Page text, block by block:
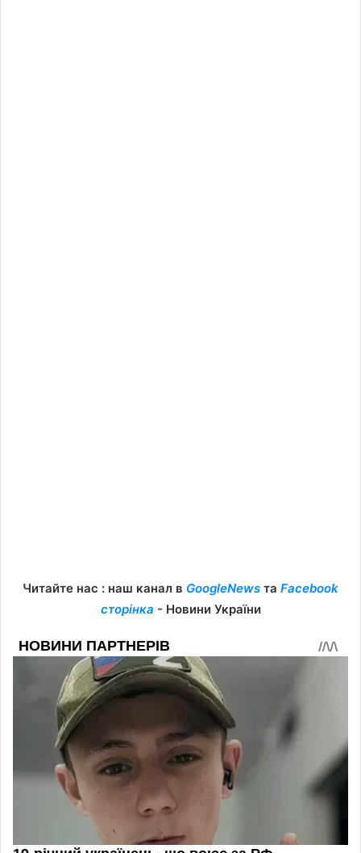
Читайте нас : наш канал в GoogleNews та Facebook
сторінка - Новини України